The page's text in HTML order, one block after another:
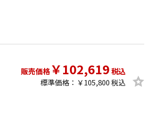
販売価格￥102,619税込
標準価格：￥105,800 税込